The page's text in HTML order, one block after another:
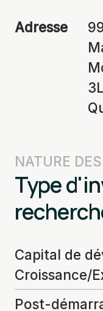
Adresse
NATURE
Type
Capital de
Croissance/
Post-